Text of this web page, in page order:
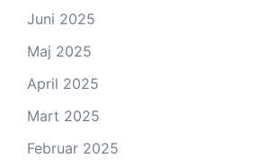
Juni 2025
Maj 2025
April 2025
Mart 2025
Februar 2025